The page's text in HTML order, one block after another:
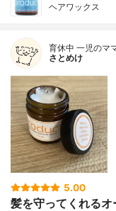
ヘアワックス
育休中 一児のマ
さとめけ
5.00
髪を守ってくれる